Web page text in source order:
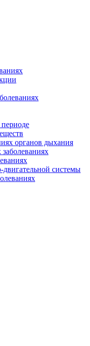
органов дыхания
двигательной системы